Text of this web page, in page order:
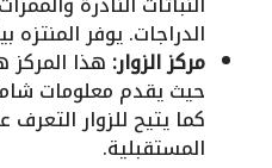
الدراجات. يوفر المنتزه
مركز الزوار: هذا المركز
حيث يقدم معلومات
كما يتيح للزوار
المستقبلية.